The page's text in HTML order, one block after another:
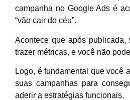
campanha no Google Ads é
“vão cair do céu”.
Acontece que após publicada,
trazer métricas, e você não
Logo, é fundamental que você
suas campanhas para
aderir a estratégias funcionais.